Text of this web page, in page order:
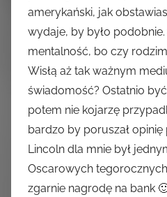
amerykański, jak
wydaje, by było podobnie.
mentalność, bo czy
Wisłą aż tak ważnym
świadomość? Ostatnio być
potem nie kojarzę
bardzo by poruszał opinię
Lincoln dla mnie był
Oscarowych
zgarnie nagrodę na bank